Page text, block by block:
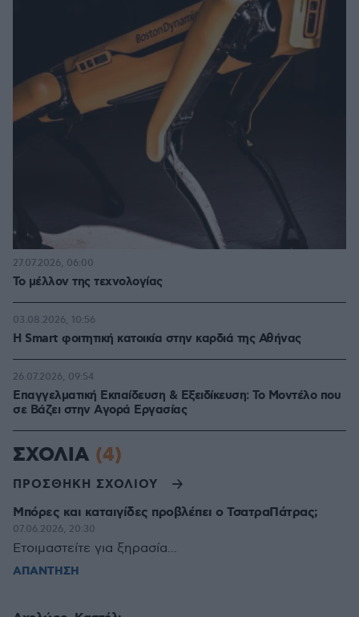
Το μέλλον της τεχνολογίας
27.07.2026, 06:00
Η Smart φοιτητική κατοικία στην καρδιά της Αθήνας
03.08.2026, 10:56
Επαγγελματική Εκπαίδευση & Εξειδίκευση: Το Mοντέλο που
σε Bάζει στην Aγορά Eργασίας
26.07.2026, 09:54
ΣΧΟΛΙΑ (4)
ΠΡΟΣΘΗΚΗ ΣΧΟΛΙΟΥ
Μπόρες και καταιγίδες προβλέπει ο ΤσατραΠάτρας;
07.06.2026, 20:30
Ετοιμαστείτε για ξηρασία...
ΑΠΑΝΤΗΣΗ